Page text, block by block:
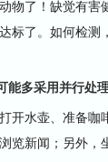
了！缺觉有害
标了。如何检测
多采用并行处理
开水壶、准备
览新闻；另外，